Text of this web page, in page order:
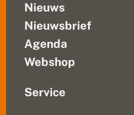
Nieuws
Nieuwsbrief
Agenda
Webshop
Service